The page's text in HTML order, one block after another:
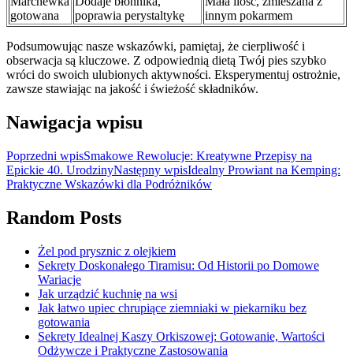
gotowana
poprawia perystaltykę
innym pokarmem
Podsumowując nasze wskazówki, pamiętaj, że cierpliwość i
obserwacja są kluczowe. Z odpowiednią dietą Twój pies szybko
wróci do swoich ulubionych aktywności. Eksperymentuj ostrożnie,
zawsze stawiając na jakość i świeżość składników.
Nawigacja wpisu
Poprzedni wpisSmakowe Rewolucje: Kreatywne Przepisy na
Epickie 40. UrodzinyNastępny wpisIdealny Prowiant na Kemping:
Praktyczne Wskazówki dla Podróżników
Random Posts
Żel pod prysznic z olejkiem
Sekrety Doskonałego Tiramisu: Od Historii po Domowe
Wariacje
Jak urządzić kuchnię na wsi
Jak łatwo upiec chrupiące ziemniaki w piekarniku bez
gotowania
Sekrety Idealnej Kaszy Orkiszowej: Gotowanie, Wartości
Odżywcze i Praktyczne Zastosowania